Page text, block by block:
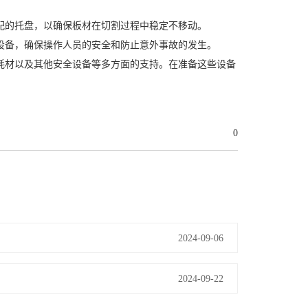
盘，以确保板材在切割过程中稳定不移动。
确保操作人员的安全和防止意外事故的发生。
及其他安全设备等多方面的支持。在准备这些设备
0
2024-09-06
2024-09-22